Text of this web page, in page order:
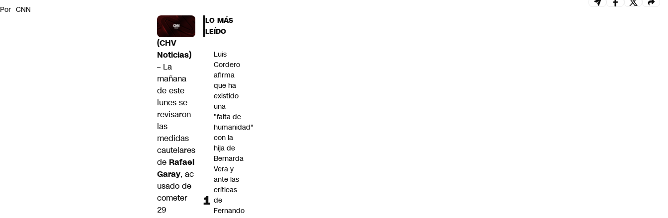
Servicios
Por CNN
(CHV
Noticias)
– La
mañana
de este
lunes se
revisaron
las
medidas
cautelares
de Rafael
Garay, ac
usado de
cometer
29
LO MÁS
LEÍDO
Luis
Cordero
afirma
que ha
existido
una
"falta de
humanidad"
con la
hija de
Bernarda
Vera y
ante las
críticas
de
Fernando